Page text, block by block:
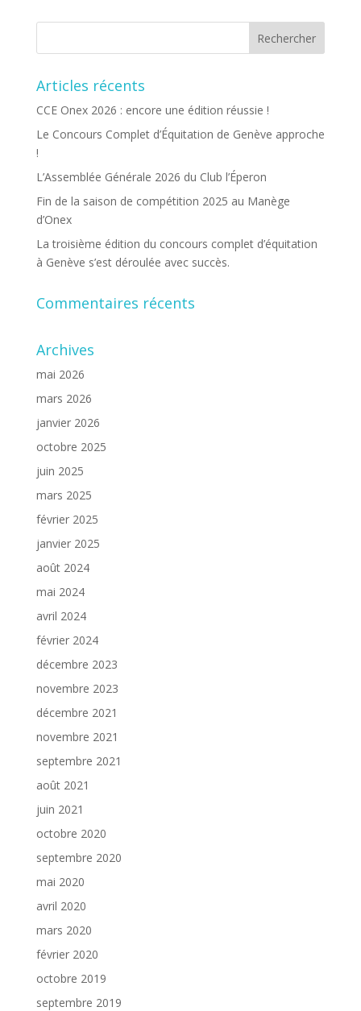
Articles récents
CCE Onex 2026 : encore une édition réussie !
Le Concours Complet d’Équitation de Genève approche
!
L’Assemblée Générale 2026 du Club l’Éperon
Fin de la saison de compétition 2025 au Manège
d’Onex
La troisième édition du concours complet d’équitation
à Genève s’est déroulée avec succès.
Commentaires récents
Archives
mai 2026
mars 2026
janvier 2026
octobre 2025
juin 2025
mars 2025
février 2025
janvier 2025
août 2024
mai 2024
avril 2024
février 2024
décembre 2023
novembre 2023
décembre 2021
novembre 2021
septembre 2021
août 2021
juin 2021
octobre 2020
septembre 2020
mai 2020
avril 2020
mars 2020
février 2020
octobre 2019
septembre 2019